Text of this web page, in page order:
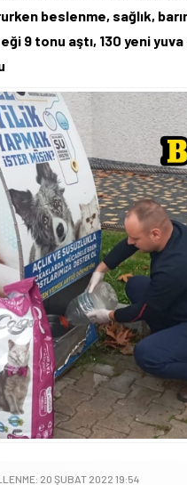
beslenme, sağlık,
9 tonu aştı, 130 yeni
20 ŞUBAT 2022 19:54